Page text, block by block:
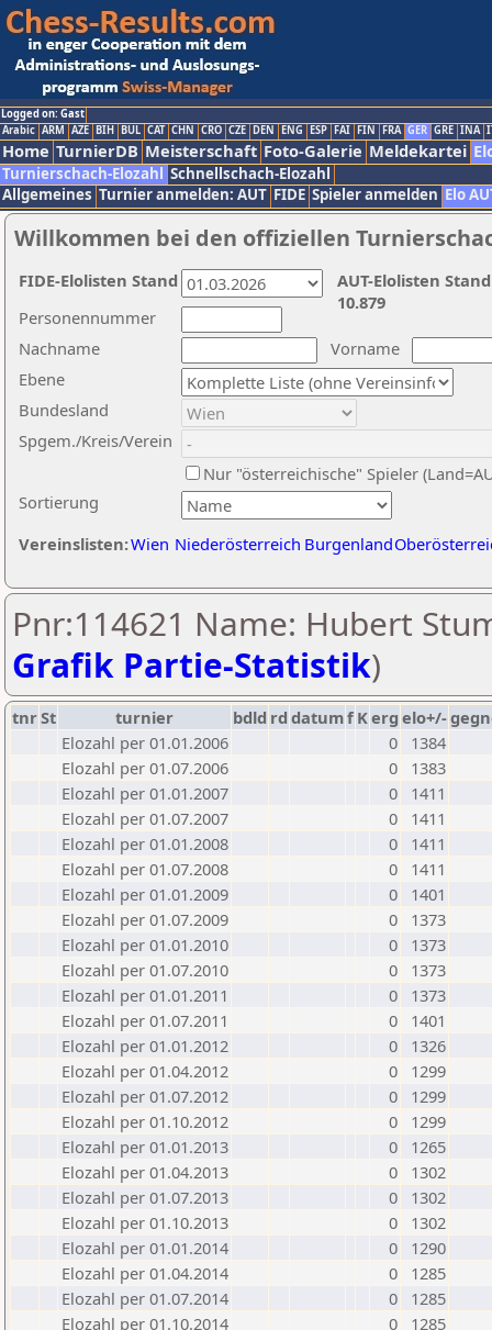
Logged on: Gast
Arabic ARM AZE BIH BUL CAT CHN CRO CZE DEN ENG ESP FAI FIN FRA GER GRE INA
Home TurnierDB Meisterschaft Foto-Galerie Meldekartei
Turnierschach-Elozahl Schnellschach-Elozahl
Allgemeines Turnier anmelden: AUT FIDE Spieler anmelden Elo
Willkommen bei den offiziellen
Nachname
Vorname
Ebene
Sortierung
Personennummer
Bundesland
Spgem./Kreis/Verein
Nur "österreichische" Spieler
Vereinslisten:Wien Niederösterreich Burgenland
AUT-Elolisten
10.879
FIDE-Elolisten Stand
Pnr:114621 Name: Hubert
Grafik Partie-Statistik)
tnrSt turnier bdld rd datumf Kerg elo+/-
Elozahl per 01.01.2006
0
1384
Elozahl per 01.07.2006
0
1383
Elozahl per 01.01.2007
0
1411
Elozahl per 01.07.2007
0
1411
Elozahl per 01.01.2008
0
1411
Elozahl per 01.07.2008
0
1411
Elozahl per 01.01.2009
0
1401
Elozahl per 01.07.2009
0
1373
Elozahl per 01.01.2010
0
1373
Elozahl per 01.07.2010
0
1373
Elozahl per 01.01.2011
0
1373
Elozahl per 01.07.2011
0
1401
Elozahl per 01.01.2012
0
1326
Elozahl per 01.04.2012
0
1299
Elozahl per 01.07.2012
0
1299
Elozahl per 01.10.2012
0
1299
Elozahl per 01.01.2013
0
1265
Elozahl per 01.04.2013
0
1302
Elozahl per 01.07.2013
0
1302
Elozahl per 01.10.2013
0
1302
Elozahl per 01.01.2014
0
1290
Elozahl per 01.04.2014
0
1285
Elozahl per 01.07.2014
0
1285
Elozahl per 01.10.2014
0
1285